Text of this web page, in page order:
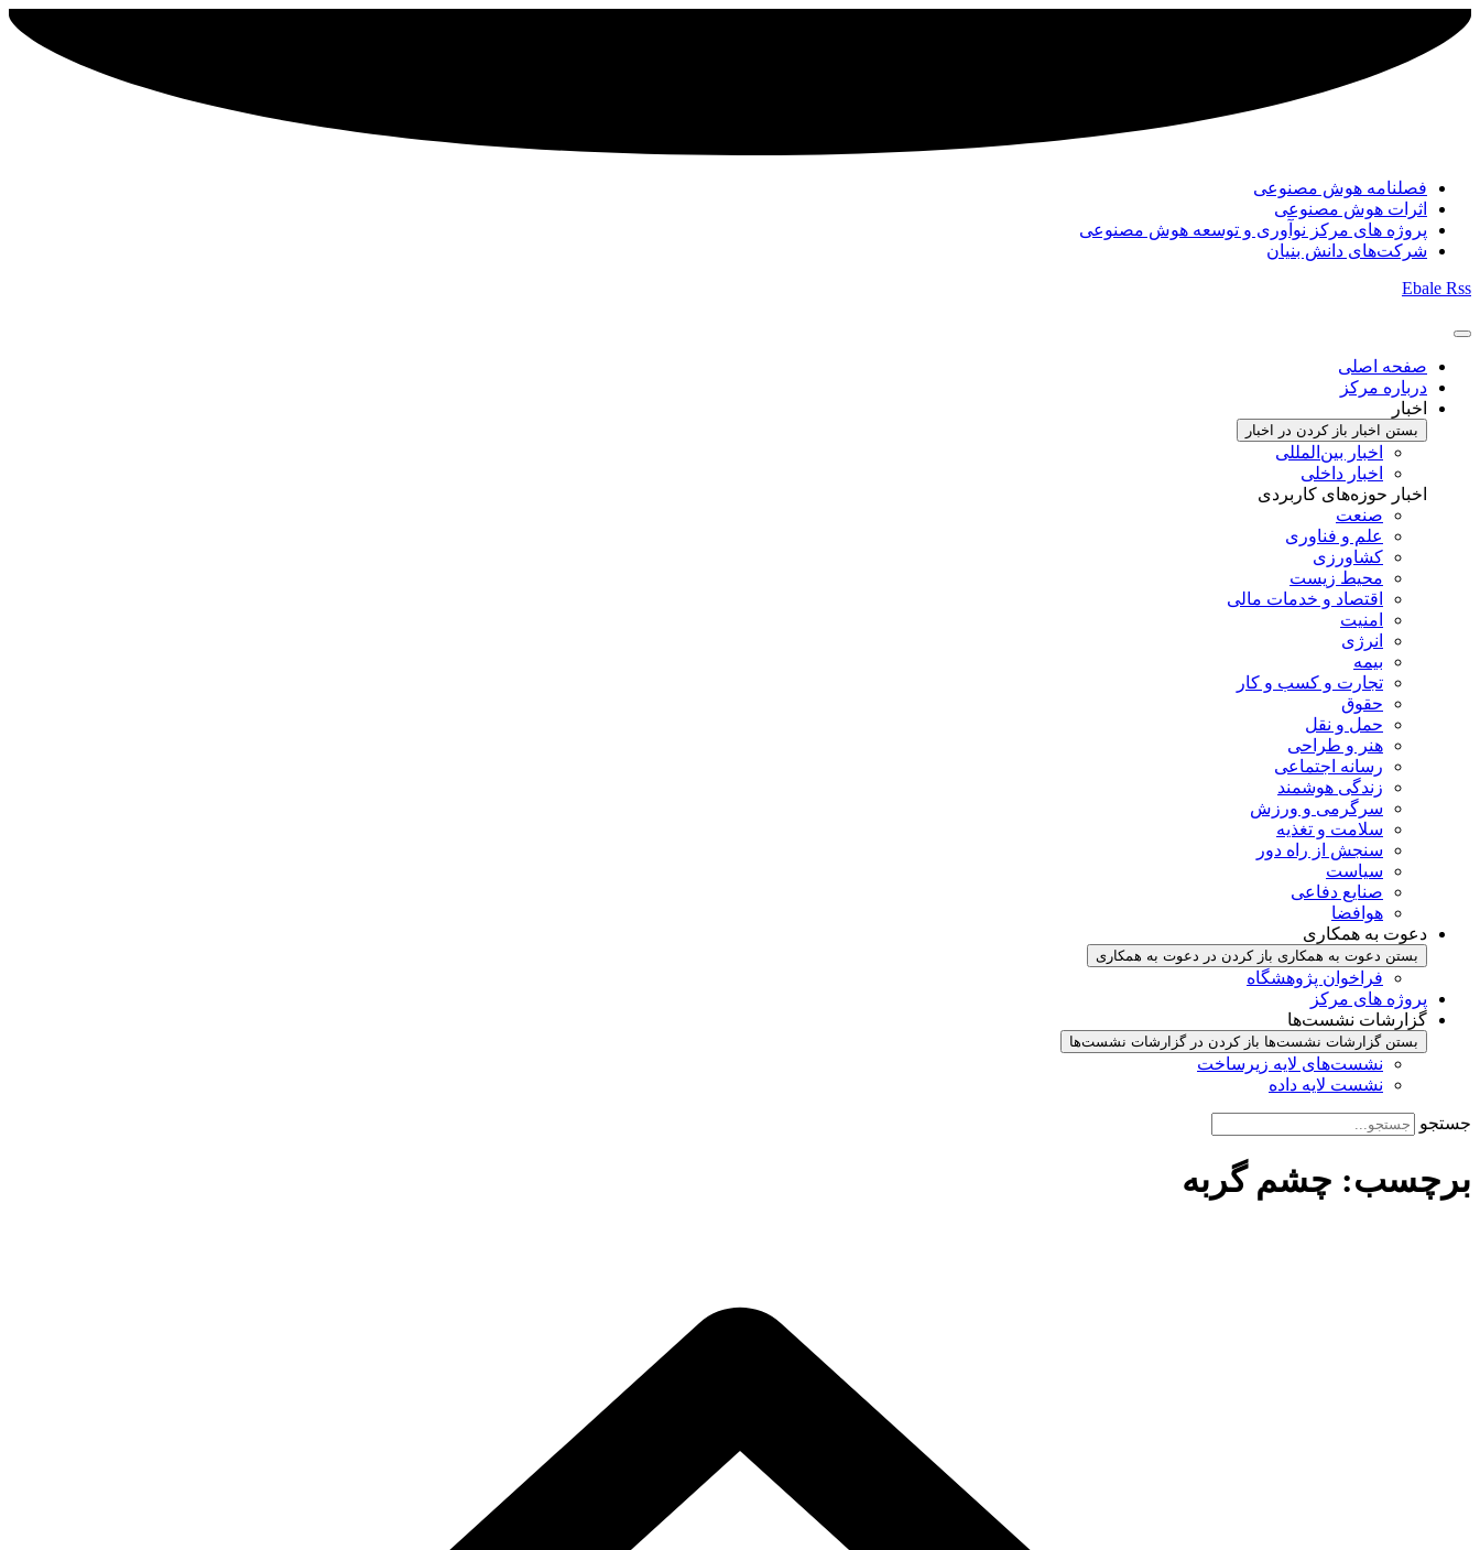
فصلنامه هوش مصنوعی
اثرات هوش مصنوعی
پروژه های مرکز نوآوری و توسعه هوش مصنوعی
شرکت‌های دانش بنیان
Ebale Rss
صفحه اصلی
درباره مرکز
اخبار
بستن اخبار باز کردن در اخبار
اخبار بین‌المللی
اخبار داخلی
اخبار حوزه‌های کاربردی
صنعت
علم و فناوری
کشاورزی
محیط زیست
اقتصاد و خدمات مالی
امنیت
انرژی
بیمه
تجارت و کسب و کار
حقوق
حمل و نقل
هنر و طراحی
رسانه اجتماعی
زندگی هوشمند
سرگرمی و ورزش
سلامت و تغذیه
سنجش از راه دور
سیاست
صنایع دفاعی
هوافضا
دعوت به همکاری
بستن دعوت به همکاری باز کردن در دعوت به همکاری
فراخوان پژوهشگاه
پروژه های مرکز
گزارشات نشست‌ها
بستن گزارشات نشست‌ها باز کردن در گزارشات نشست‌ها
نشست‌‌های لایه زیرساخت
نشست لایه داده
جستجو
برچسب: چشم گربه